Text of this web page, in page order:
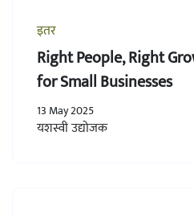
इतर
Right People, Right
for Small Businesses
13 May 2025
यशस्वी उद्योजक